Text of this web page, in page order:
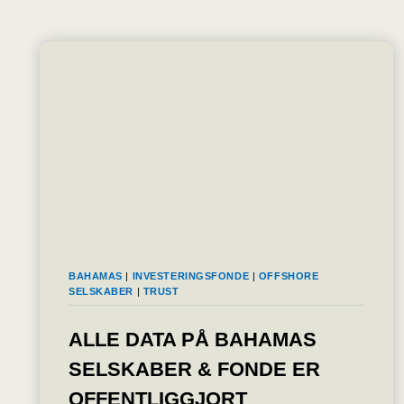
BAHAMAS | INVESTERINGSFONDE | OFFSHORE
SELSKABER | TRUST
ALLE DATA PÅ BAHAMAS
SELSKABER & FONDE ER
OFFENTLIGGJORT